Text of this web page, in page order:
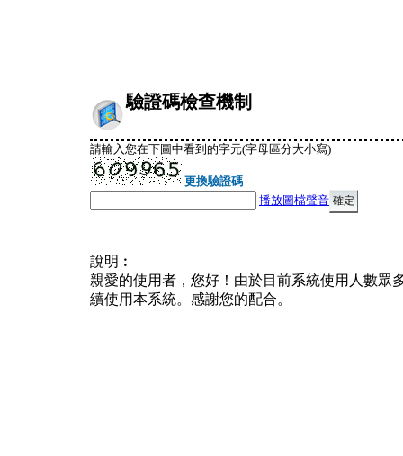
驗證碼檢查機制
請輸入您在下圖中看到的字元(字母區分大小寫)
更換驗證碼
播放圖檔聲音
說明︰
親愛的使用者，您好！由於目前系統使用人數眾
續使用本系統。感謝您的配合。